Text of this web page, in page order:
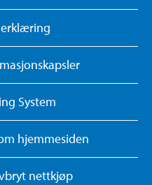
System
hjemmesiden
nettkjøp